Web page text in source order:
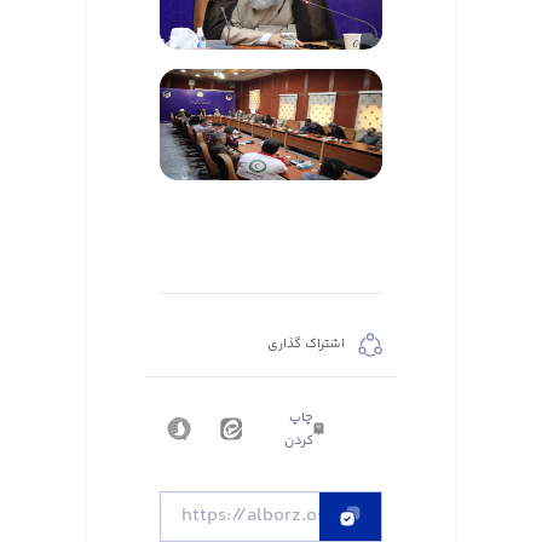
اشتراک گذاری
چاپ
کردن